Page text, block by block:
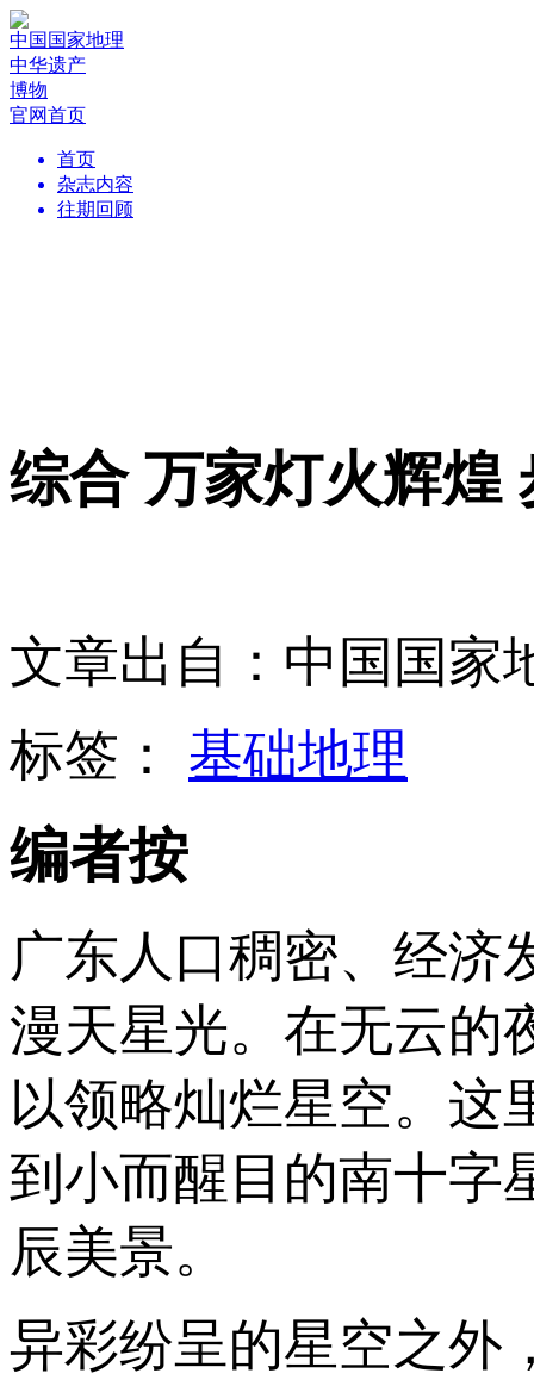
中国国家地理
中华遗产
博物
官网首页
首页
杂志内容
往期回顾
综合 万家灯火辉煌
文章出自：中国国家
标签： 基础地理
编者按
广东人口稠密、经济
漫天星光。在无云的
以领略灿烂星空。这
到小而醒目的南十字
辰美景。
异彩纷呈的星空之外